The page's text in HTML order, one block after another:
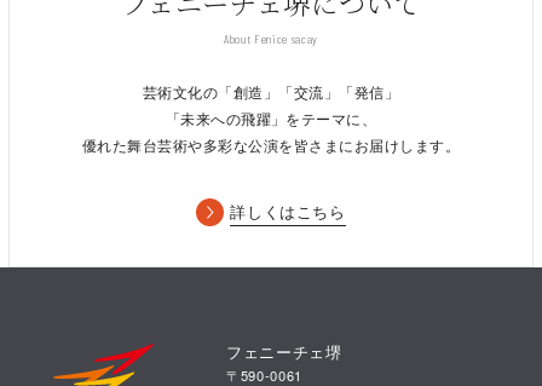
About Fenice sacay
芸術文化の「創造」「交流」「発信」
「未来への飛躍」をテーマに、
優れた舞台芸術や多彩な公演を皆さまにお届けします。
詳しくはこちら
フェニーチェ堺
〒590-0061